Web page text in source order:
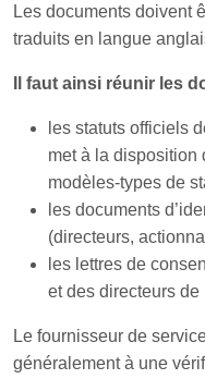
Les documents doivent
traduits en langue
Il faut ainsi réunir les
les statuts officiels
met à la disposition
modèles-types de
les documents
(directeurs,
les lettres de
et des directeurs de
Le fournisseur de
généralement à une